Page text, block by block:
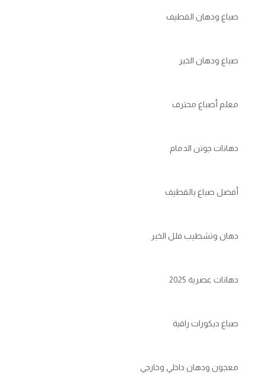
صباغ ودهان القطيف
صباغ ودهان الخبر
معلم أصباغ محترف
دهانات جوتن الدمام
أفضل صباغ بالقطيف
دهان وتشطيب فلل الخبر
دهانات عصرية 2025
صباغ ديكورات راقية
معجون ودهان داخلي وخارجي